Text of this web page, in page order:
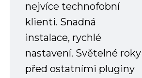
nejvíce technofobní
klienti. Snadná
instalace, rychlé
nastavení. Světelné roky
před ostatními pluginy